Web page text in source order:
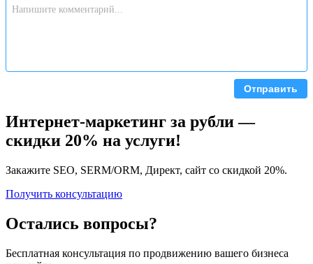
Отправить
Интернет-маркетинг за рубли —
скидки 20% на услуги!
Закажите SEO, SERM/ORM, Директ, сайт со скидкой 20%.
Получить консультацию
Остались вопросы?
Бесплатная консультация по продвижению вашего бизнеса